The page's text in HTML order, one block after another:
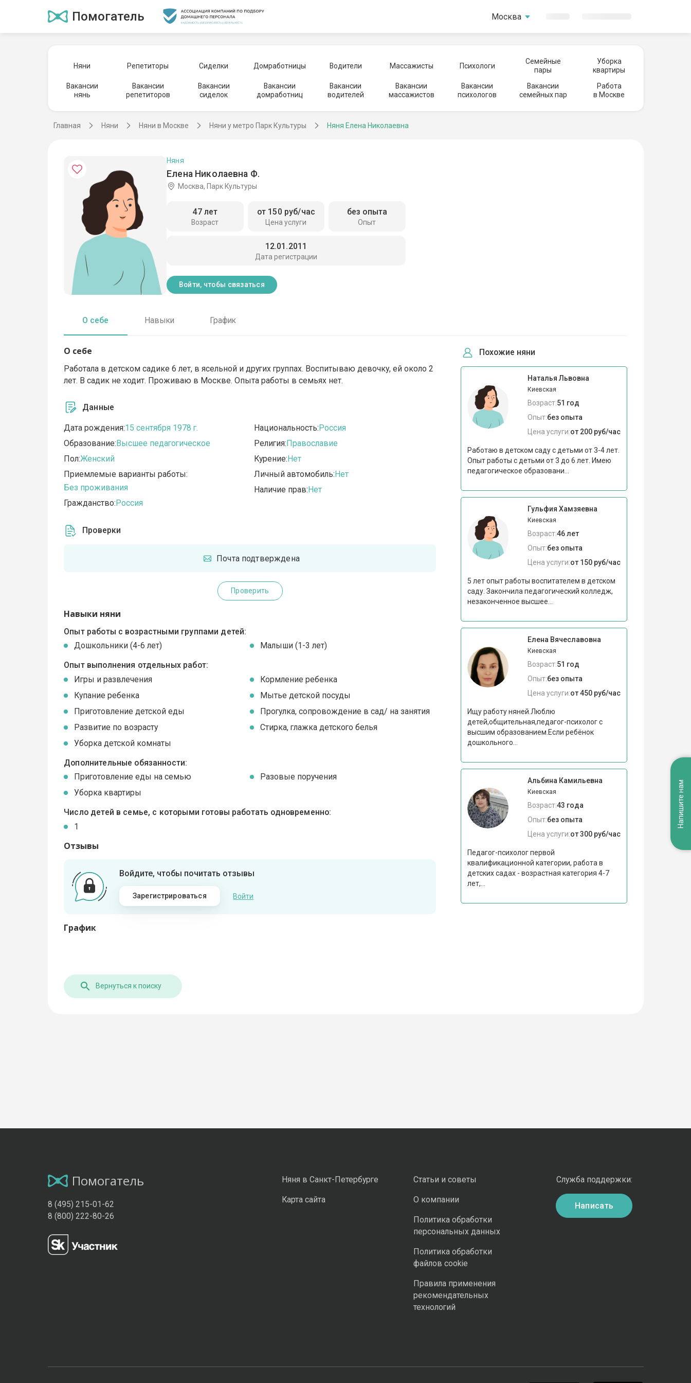
Помогатель Москва
Няни Репетиторы Сиделки Домработницы Водители Массажисты Психологи
Семейные
пары
Уборка
квартиры
Вакансии
нянь
Вакансии
репетиторов
Вакансии
сиделок
Вакансии
домработниц
Вакансии
водителей
Вакансии
массажистов
Вакансии
психологов
Вакансии
семейных пар
Работа
в Москве
Главная Няни Няни в Москве Няни у метро Парк Культуры Няня Елена Николаевна
Елена Николаевна Ф.
Няня
Москва, Парк Культуры
Возраст
47 лет
Цена услуги
от 150 руб/час
Опыт
без опыта
Дата регистрации
12.01.2011
Войти, чтобы связаться
О себе Навыки График
О себе
Работала в детском садике 6 лет, в ясельной и других группах. Воспитываю девочку, ей около 2
лет. В садик не ходит. Проживаю в Москве. Опыта работы в семьях нет.
Данные
Дата рождения:15 сентября 1978 г.
Образование:Высшее педагогическое
Пол:Женский
Приемлемые варианты работы:
Без проживания
Гражданство:Россия
Национальность:Россия
Религия:Православие
Курение:Нет
Личный автомобиль:Нет
Наличие прав:Нет
Проверки
Почта подтверждена
Проверить
Навыки няни
Опыт работы с возрастными группами детей:
Дошкольники (4-6 лет)
Малыши (1-3 лет)
Опыт выполнения отдельных работ:
Игры и развлечения
Кормление ребенка
Купание ребенка
Мытье детской посуды
Приготовление детской еды
Прогулка, сопровождение в сад/ на занятия
Развитие по возрасту
Стирка, глажка детского белья
Уборка детской комнаты
Дополнительные обязанности:
Приготовление еды на семью
Разовые поручения
Уборка квартиры
Число детей в семье, с которыми готовы работать одновременно:
1
Отзывы
Войдите, чтобы почитать отзывы
Зарегистрироваться Войти
График
Похожие няни
Наталья Львовна
Киевская
Возраст:51 год
Опыт:без опыта
Цена услуги:от 200 руб/час
Работаю в детском саду с детьми от 3-4 лет.
Опыт работы с детьми от 3 до 6 лет. Имею
педагогическое образовани...
Гульфия Хамзяевна
Киевская
Возраст:46 лет
Опыт:без опыта
Цена услуги:от 150 руб/час
5 лет опыт работы воспитателем в детском
саду. Закончила педагогический колледж,
незаконченное высшее...
Елена Вячеславовна
Киевская
Возраст:51 год
Опыт:без опыта
Цена услуги:от 450 руб/час
Ищу работу няней.Люблю
детей,общительная,педагог-психолог с
высшим образованием.Если ребёнок
дошкольного...
Альбина Камильевна
Киевская
Возраст:43 года
Опыт:без опыта
Цена услуги:от 300 руб/час
Педагог-психолог первой
квалификационной категории, работа в
детских садах - возрастная категория 4-7
лет,...
Вернуться к поиску
Помогатель
8 (495) 215-01-62
8 (800) 222-80-26
Няня в Санкт-Петербурге
Карта сайта
Статьи и советы
О компании
Политика обработки
персональных данных
Политика обработки
файлов cookie
Правила применения
рекомендательных
технологий
Служба поддержки:
Написать
Напишите нам